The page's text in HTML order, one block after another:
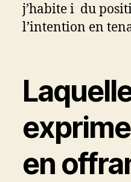
j’habite i du
l’intention en
en